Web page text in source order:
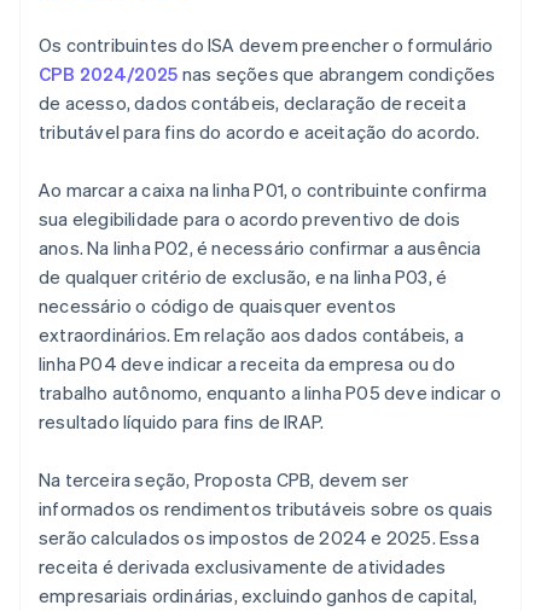
Os contribuintes do ISA devem preencher o formulário
CPB 2024/2025 nas seções que abrangem condições
de acesso, dados contábeis, declaração de receita
tributável para fins do acordo e aceitação do acordo.
Ao marcar a caixa na linha P01, o contribuinte confirma
sua elegibilidade para o acordo preventivo de dois
anos. Na linha P02, é necessário confirmar a ausência
de qualquer critério de exclusão, e na linha P03, é
necessário o código de quaisquer eventos
extraordinários. Em relação aos dados contábeis, a
linha P04 deve indicar a receita da empresa ou do
trabalho autônomo, enquanto a linha P05 deve indicar o
resultado líquido para fins de IRAP.
Na terceira seção, Proposta CPB, devem ser
informados os rendimentos tributáveis sobre os quais
serão calculados os impostos de 2024 e 2025. Essa
receita é derivada exclusivamente de atividades
empresariais ordinárias, excluindo ganhos de capital,